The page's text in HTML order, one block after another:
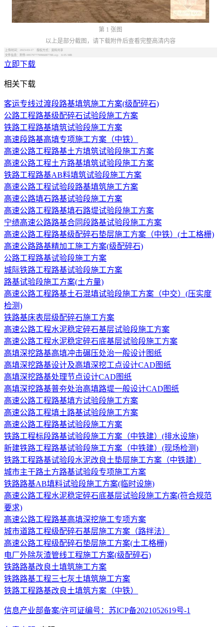
第 1 张图
以上是部分截图，请下载附件后查看完整高清内容
上传时间：2023-03-17 授权方式：资料共享
文件信息：附件-995797779996087788.zip 0.05 MB
立即下载
相关下载
客运专线过渡段路基填筑施工方案(级配碎石)
公路工程路基级配碎石试验段施工方案
铁路工程路基填筑试验段施工方案
高速段路基高填专项施工方案（中铁）
高速公路工程路基土方填筑试验段施工方案
高速公路工程土方路基填筑试验段施工方案
铁路工程路基AB料填筑试验段施工方案
高速公路工程试验段路基填筑施工方案
高速公路填石路基试验段施工方案
高速公路工程路基填石路堤试验段施工方案
宁绩高速公路路基合同段路基试验段施工方案
高速公路工程路基级配碎石垫层施工方案（中铁）(土工格栅)
高速公路路基精加工施工方案(级配碎石)
公路工程路基试验段施工方案
城际铁路工程路基试验段施工方案
路基试验段施工方案(土方量)
高速公路工程路基土石混填试验段施工方案（中交）(压实度
检测)
铁路基床表层级配碎石施工方案
高速公路工程水泥稳定碎石基层试验段施工方案
高速公路工程水泥稳定碎石底基层试验段施工方案
高填深挖路基高填冲击碾压处治一般设计图纸
高填深挖路基设计及高填深挖工点设计CAD图纸
高填深挖路基处理节点设计CAD图纸
高填深挖路基普夯处治高填路堤一般设计CAD图纸
高速公路工程路基填方试验段施工方案
高速公路工程填土路基试验段施工方案
高速公路工程路基试验段施工方案
铁路工程标段路基试验段施工方案（中铁建）(排水设施)
新建铁路工程路基试验段施工方案（中铁建）(现场检测)
铁路工程路基试验段水泥改良土垫层施工方案（中铁建）
城市主干路土方路基试验段专项施工方案
铁路路基AB填料试验段施工方案(临时设施)
高速公路工程水泥稳定碎石底基层试验段施工方案(符合规范
要求)
高速公路工程路基高填深挖施工专项方案
城市道路工程级配碎石基层施工方案（路拌法）
高速公路工程级配碎石垫层施工方案(土工格栅)
电厂外除灰渣管线工程施工方案(级配碎石)
铁路路基改良土填筑施工方案
铁路路基工程三七灰土填筑施工方案
铁路工程路基改良土填筑方案（中铁）
信息产业部备案/许可证编号：苏ICP备2021052619号-1